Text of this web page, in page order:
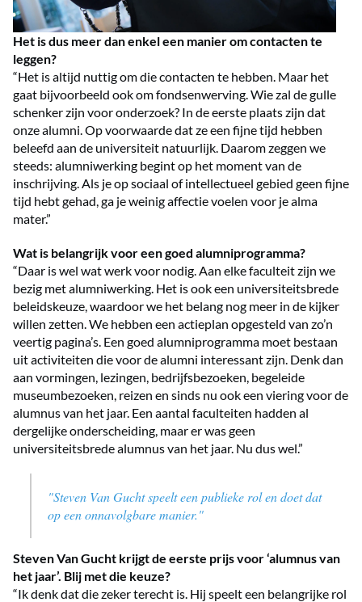
Het is dus meer dan enkel een manier om contacten te
leggen?
“Het is altijd nuttig om die contacten te hebben. Maar het
gaat bijvoorbeeld ook om fondsenwerving. Wie zal de gulle
schenker zijn voor onderzoek? In de eerste plaats zijn dat
onze alumni. Op voorwaarde dat ze een fijne tijd hebben
beleefd aan de universiteit natuurlijk. Daarom zeggen we
steeds: alumniwerking begint op het moment van de
inschrijving. Als je op sociaal of intellectueel gebied geen fijne
tijd hebt gehad, ga je weinig affectie voelen voor je alma
mater.”
Wat is belangrijk voor een goed alumniprogramma?
“Daar is wel wat werk voor nodig. Aan elke faculteit zijn we
bezig met alumniwerking. Het is ook een universiteitsbrede
beleidskeuze, waardoor we het belang nog meer in de kijker
willen zetten. We hebben een actieplan opgesteld van zo’n
veertig pagina’s. Een goed alumniprogramma moet bestaan
uit activiteiten die voor de alumni interessant zijn. Denk dan
aan vormingen, lezingen, bedrijfsbezoeken, begeleide
museumbezoeken, reizen en sinds nu ook een viering voor de
alumnus van het jaar. Een aantal faculteiten hadden al
dergelijke onderscheiding, maar er was geen
universiteitsbrede alumnus van het jaar. Nu dus wel.”
"Steven Van Gucht speelt een publieke rol en doet dat
op een onnavolgbare manier."
Steven Van Gucht krijgt de eerste prijs voor ‘alumnus van
het jaar’. Blij met die keuze?
“Ik denk dat die zeker terecht is. Hij speelt een belangrijke rol